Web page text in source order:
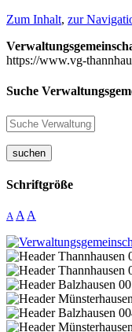
Zum Inhalt, zur
https://www.vg-
Suche
suchen
Schriftgröße
A A A